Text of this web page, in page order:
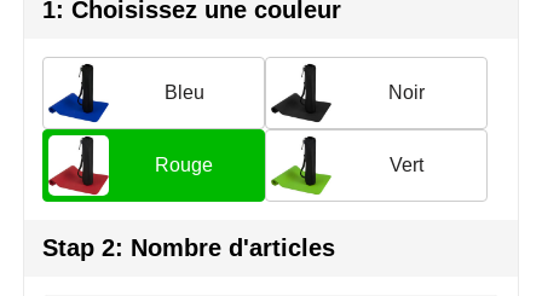
Vêtements de sport
Sacs
Sécurité, voiture & vélo
Loisirs, jeux & plein air
Join the pipe
Kambukka
Lipton
MagLite
1: Choisissez une couleur
Bleu Noir
Rouge Vert
Stap 2: Nombre d'articles